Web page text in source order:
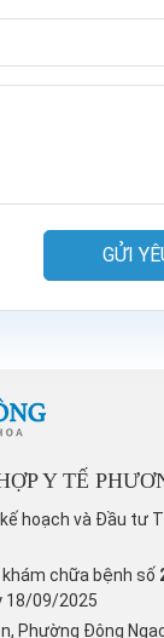
GỬI
Y TẾ
hoạch và Đầu tư
chữa bệnh số
18/09/2025
Phường Đông